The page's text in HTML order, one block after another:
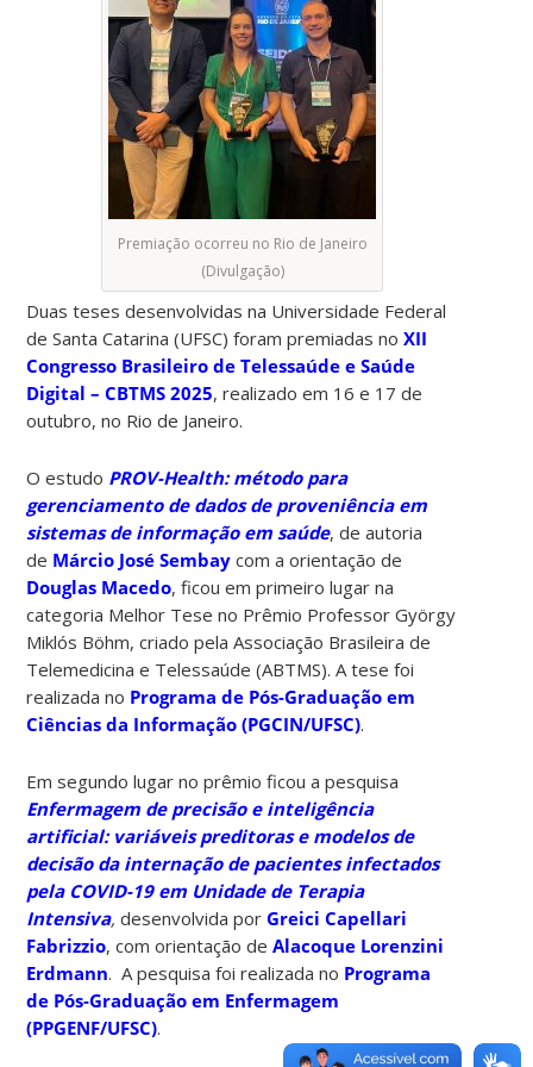
Premiação ocorreu no Rio de Janeiro
(Divulgação)
Duas teses desenvolvidas na Universidade Federal
de Santa Catarina (UFSC) foram premiadas noXII
Congresso Brasileiro de Telessaúde e Saúde
Digital – CBTMS 2025, realizado em 16 e 17 de
outubro, no Rio de Janeiro.
O estudo PROV-Health: método para
gerenciamento de dados de proveniência em
sistemas de informação em saúde, de autoria
de Márcio José Sembay com a orientação de
Douglas Macedo, ficou em primeiro lugar na
categoria Melhor Tese no Prêmio Professor György
Miklós Böhm, criado pela Associação Brasileira de
Telemedicina e Telessaúde (ABTMS). A tese foi
realizada no Programa de Pós-Graduação em
Ciências da Informação (PGCIN/UFSC).
Em segundo lugar no prêmio ficou a pesquisa
Enfermagem de precisão e inteligência
artificial: variáveis preditoras e modelos de
decisão da internação de pacientes infectados
pela COVID-19 em Unidade de Terapia
Intensiva,desenvolvida porGreici Capellari
Fabrizzio, com orientação deAlacoque Lorenzini
Erdmann. A pesquisa foi realizada no Programa
de Pós-Graduação em Enfermagem
(PPGENF/UFSC).